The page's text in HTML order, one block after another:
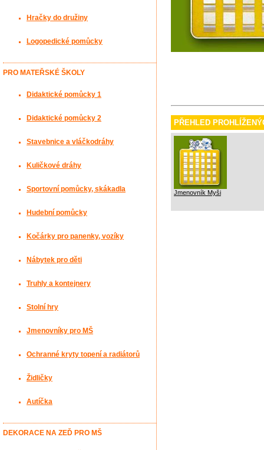
PŘEHLED
Jmenovník Myši
Hračky do družiny
Logopedické pomůcky
PRO MATEŘSKÉ ŠKOLY
Didaktické pomůcky 1
Didaktické pomůcky 2
Stavebnice a vláčkodráhy
Kuličkové dráhy
Sportovní pomůcky, skákadla
Hudební pomůcky
Kočárky pro panenky, vozíky
Nábytek pro děti
Truhly a kontejnery
Stolní hry
Jmenovníky pro MŠ
Ochranné kryty topení a radiátorů
Židličky
Autíčka
DEKORACE NA ZEĎ PRO MŠ